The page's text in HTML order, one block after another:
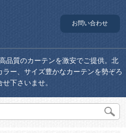
お問い合わせ
品質のカーテンを激安でご提供。北
ー、サイズ豊かなカーテンを勢ぞろ
下さいませ。